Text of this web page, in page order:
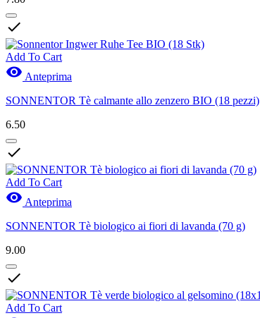

Add To Cart
 Anteprima
SONNENTOR Tè calmante allo zenzero BIO (18 pezzi)
6.50

Add To Cart
 Anteprima
SONNENTOR Tè biologico ai fiori di lavanda (70 g)
9.00

Add To Cart